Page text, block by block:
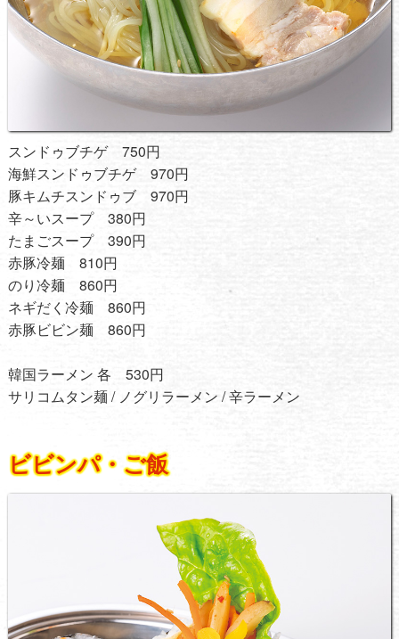
スンドゥブチゲ 750円
海鮮スンドゥブチゲ 970円
豚キムチスンドゥブ 970円
辛～いスープ 380円
たまごスープ 390円
赤豚冷麺 810円
のり冷麺 860円
ネギだく冷麺 860円
赤豚ビビン麺 860円
韓国ラーメン 各 530円
サリコムタン麺 / ノグリラーメン / 辛ラーメン
ビビンパ・ご飯